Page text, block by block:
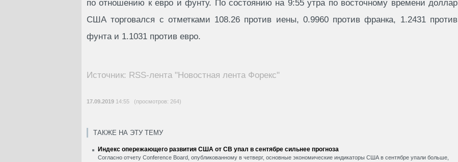
по отношению к евро и фунту. По состоянию на 9:55 утра по восточному времени доллар
США торговался с отметками 108.26 против иены, 0.9960 против франка, 1.2431 против
фунта и 1.1031 против евро.
Источник: RSS-лента "Новостная лента Форекс"
17.09.2019 14:55 (просмотров: 264)
ТАКЖЕ НА ЭТУ ТЕМУ
Индекс опережающего развития США от CB упал в сентябре сильнее прогноза
Согласно отчету Conference Board, опубликованному в четверг, основные экономические индикаторы США в сентябре упали больше,